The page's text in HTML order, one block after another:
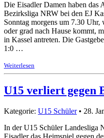
Die Eisadler Damen haben das
Bezirksliga NRW bei den EJ
Sonntag morgens um 7.30
oder grad nach Hause kommt,
in Kassel antreten. Die
1:0 …
Weiterlesen
U15 verliert gegen
Kategorie: U15 Schüler• 28.
In der U15 Schüler Landesliga